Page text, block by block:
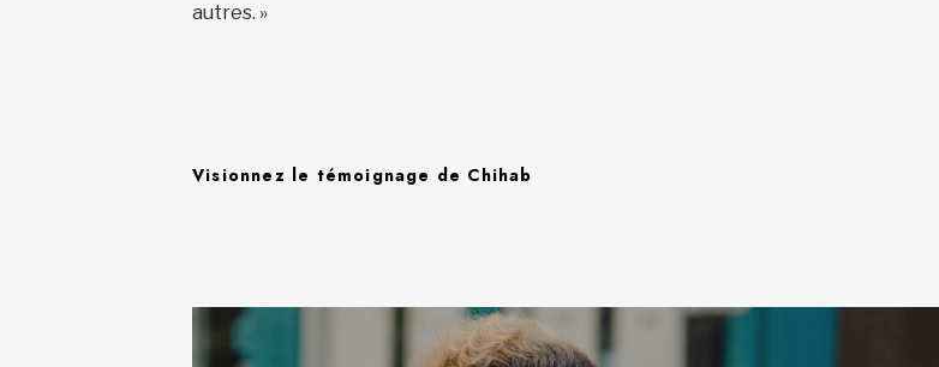
autres.­ »
Visionnez le témoignage de Chihab